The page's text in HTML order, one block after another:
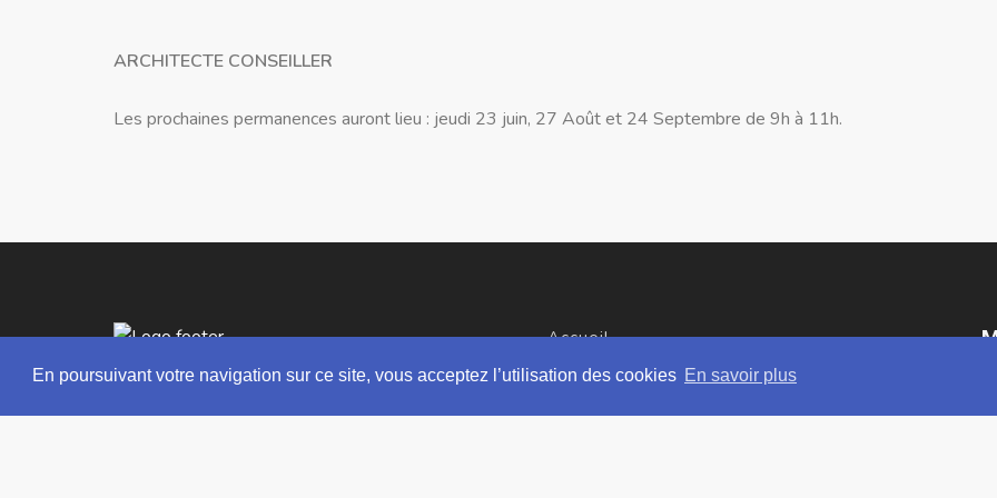
En poursuivant votre navigation sur ce site, vous acceptez l’utilisation des cookies En savoir plus
ARCHITECTE CONSEILLER
Les prochaines permanences auront lieu : jeudi 23 juin, 27 Août et 24 Septembre de 9h à 11h.
Accueil
Découvrir notre village
Vivre dans notre village